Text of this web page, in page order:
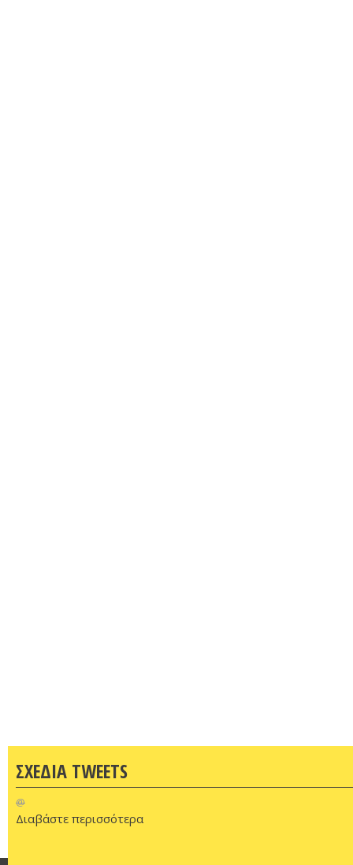
ΣΧΕΔΙΑ TWEETS
@
Διαβάστε περισσότερα